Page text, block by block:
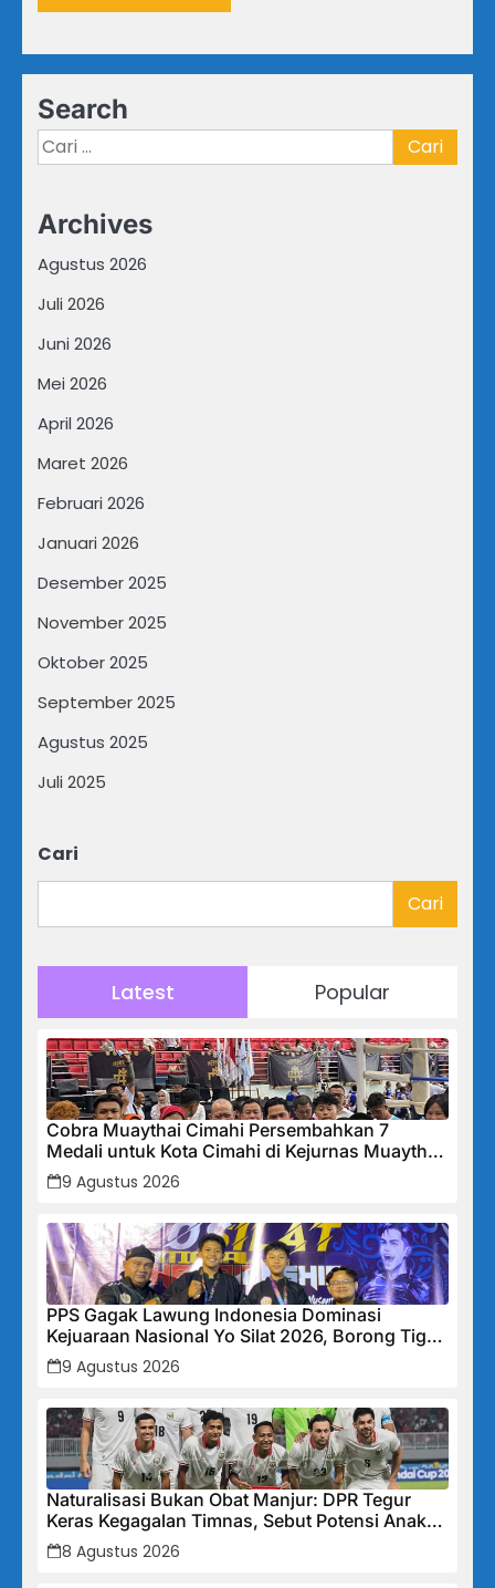
Search
Cari
untuk:
Archives
Agustus 2026
Juli 2026
Juni 2026
Mei 2026
April 2026
Maret 2026
Februari 2026
Januari 2026
Desember 2025
November 2025
Oktober 2025
September 2025
Agustus 2025
Juli 2025
Cari
Cari
Latest Popular
Cobra Muaythai Cimahi Persembahkan 7
Medali untuk Kota Cimahi di Kejurnas Muaythai
Indonesia 2026
9 Agustus 2026
PPS Gagak Lawung Indonesia Dominasi
Kejuaraan Nasional Yo Silat 2026, Borong Tiga
Medali Emas
9 Agustus 2026
Naturalisasi Bukan Obat Manjur: DPR Tegur
Keras Kegagalan Timnas, Sebut Potensi Anak
Bangsa Terabaikan Demi “Jalan Pintas”
8 Agustus 2026